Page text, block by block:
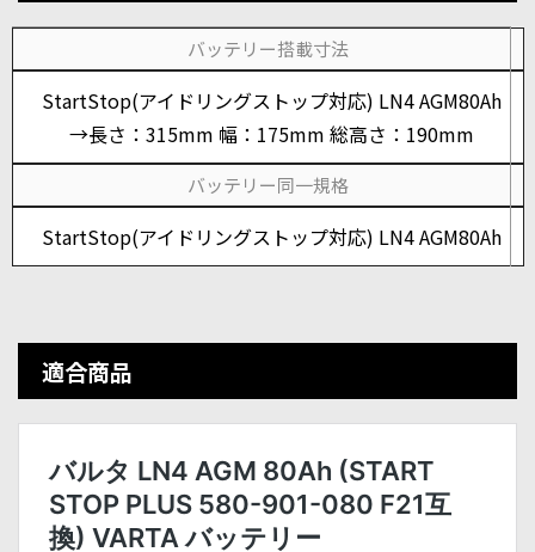
バッテリー搭載寸法
StartStop(アイドリングストップ対応) LN4 AGM80Ah
→長さ：315mm 幅：175mm 総高さ：190mm
バッテリー同一規格
StartStop(アイドリングストップ対応) LN4 AGM80Ah
適合商品